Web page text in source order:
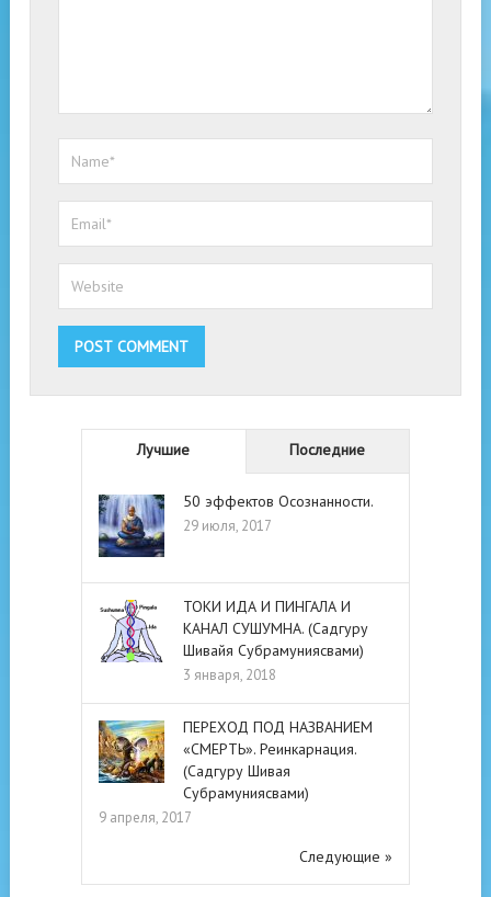
Лучшие Последние
50 эффектов Осознанности.
29 июля, 2017
ТОКИ ИДА И ПИНГАЛА И
КАНАЛ СУШУМНА. (Садгуру
Шивайя Субрамуниясвами)
3 января, 2018
ПЕРЕХОД ПОД НАЗВАНИЕМ
«СМЕРТЬ». Реинкарнация.
(Садгуру Шивая
Субрамуниясвами)
9 апреля, 2017
Следующие »